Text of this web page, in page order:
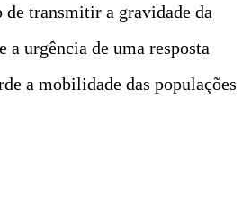
de transmitir a gravidade da
a urgência de uma resposta
a mobilidade das populações